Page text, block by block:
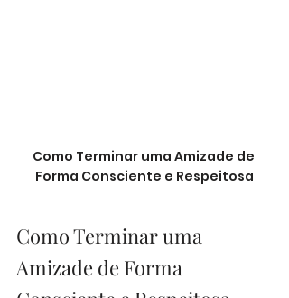
Como Terminar uma Amizade de
Forma Consciente e Respeitosa
Como Terminar uma
Amizade de Forma